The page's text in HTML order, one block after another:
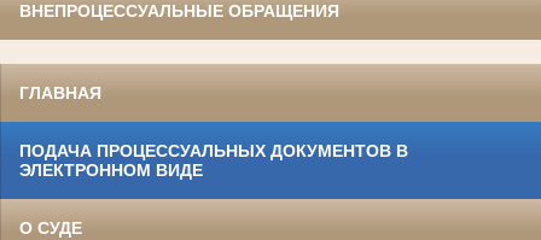
ВНЕПРОЦЕССУАЛЬНЫЕ ОБРАЩЕНИЯ
ГЛАВНАЯ
ПОДАЧА ПРОЦЕССУАЛЬНЫХ ДОКУМЕНТОВ В
ЭЛЕКТРОННОМ ВИДЕ
О СУДЕ